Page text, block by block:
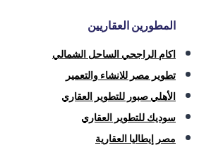
المطورين العقاريين
اكام الراجحي الساحل الشمالي
تطوير مصر للانشاء والتعمير
الأهلي صبور للتطوير العقاري
سوديك للتطوير العقاري
مصر إيطاليا العقارية